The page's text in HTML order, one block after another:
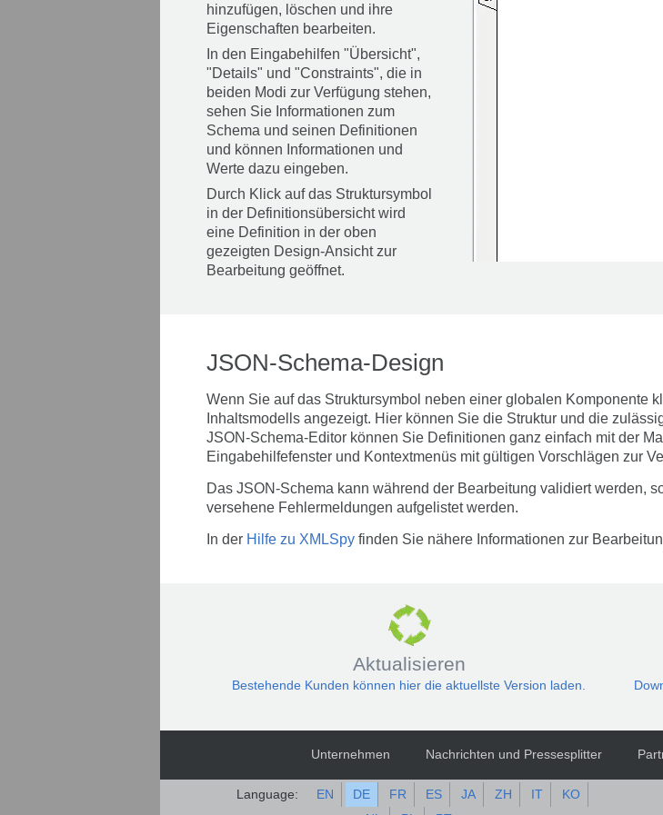
hinzufügen, löschen und ihre
Eigenschaften bearbeiten.
In den Eingabehilfen "Übersicht",
"Details" und "Constraints", die in
beiden Modi zur Verfügung stehen,
sehen Sie Informationen zum
Schema und seinen Definitionen
und können Informationen und
Werte dazu eingeben.
Durch Klick auf das Struktursymbol
in der Definitionsübersicht wird
eine Definition in der oben
gezeigten Design-Ansicht zur
Bearbeitung geöffnet.
JSON-Schema-Design
Wenn Sie auf das Struktursymbol neben einer globalen Komponente
Inhaltsmodells angezeigt. Hier können Sie die Struktur und die
JSON-Schema-Editor können Sie Definitionen ganz einfach mit der
Eingabehilfefenster und Kontextmenüs mit gültigen Vorschlägen zur
Das JSON-Schema kann während der Bearbeitung validiert werden,
versehene Fehlermeldungen aufgelistet werden.
In der Hilfe zu XMLSpy finden Sie nähere Informationen zur
Aktualisieren
Bestehende Kunden können hier die aktuellste Version laden.
Unternehmen Nachrichten und Pressesplitter
Language: EN DE FR ES JA ZH IT
KO